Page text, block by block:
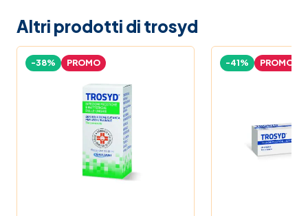
Altri prodotti di trosyd
-38% PROMO -41% PROMO